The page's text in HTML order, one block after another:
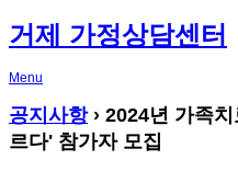
거제 가정상담센터
Menu
공지사항› 2024년 가족
르다' 참가자 모집